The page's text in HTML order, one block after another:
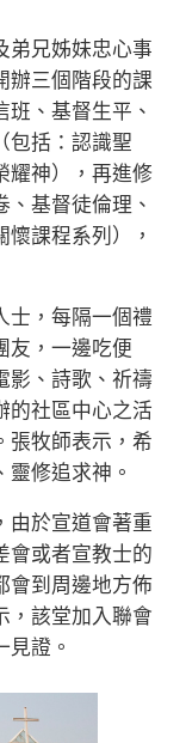
兄姊妹忠心事
辦三個階段的課
、基督生平、
包括：認識聖
耀神），再進修
基督徒倫理、
課程系列），
，每隔一個禮
友，一邊吃便
影、詩歌、祈禱
的社區中心之活
張牧師表示，希
修追求神。
於宣道會著重
會或者宣教士的
會到周邊地方佈
，該堂加入聯會
見證。